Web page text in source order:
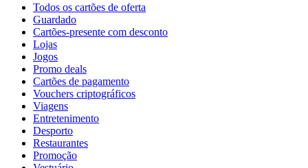
Todos os cartões de oferta
Guardado
Cartões-presente com desconto
Lojas
Jogos
Promo deals
Cartões de pagamento
Vouchers criptográficos
Viagens
Entretenimento
Desporto
Restaurantes
Promoção